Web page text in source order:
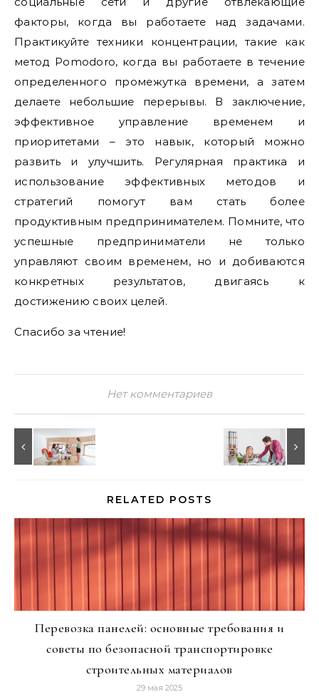
факторы, когда вы работаете над задачами.
Практикуйте техники концентрации, такие как
метод Pomodoro, когда вы работаете в течение
определенного промежутка времени, а затем
делаете небольшие перерывы. В заключение,
эффективное управление временем и
приоритетами – это навык, который можно
развить и улучшить. Регулярная практика и
использование эффективных методов и
стратегий помогут вам стать более
продуктивным предпринимателем. Помните, что
успешные предприниматели не только
управляют своим временем, но и добиваются
конкретных результатов, двигаясь к
достижению своих целей.
Спасибо за чтение!
Нет комментариев
RELATED POSTS
Перевозка панелей: основные требования и
советы по безопасной транспортировке
строительных материалов
29 мая 2025